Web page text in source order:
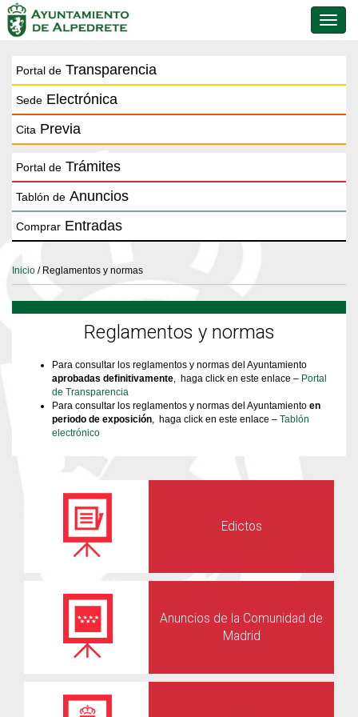
de
Portal de Transparencia
Sede Electrónica
Cita Previa
Portal de Trámites
Tablón de Anuncios
Comprar Entradas
Inicio / Reglamentos y normas
Reglamentos y normas
Para consultar los reglamentos y normas del Ayuntamiento
aprobadas definitivamente, haga click en este enlace – Portal
de Transparencia
Para consultar los reglamentos y normas del Ayuntamiento en
periodo de exposición, haga click en este enlace – Tablón
electrónico
Edictos
Anuncios de la Comunidad de
Madrid